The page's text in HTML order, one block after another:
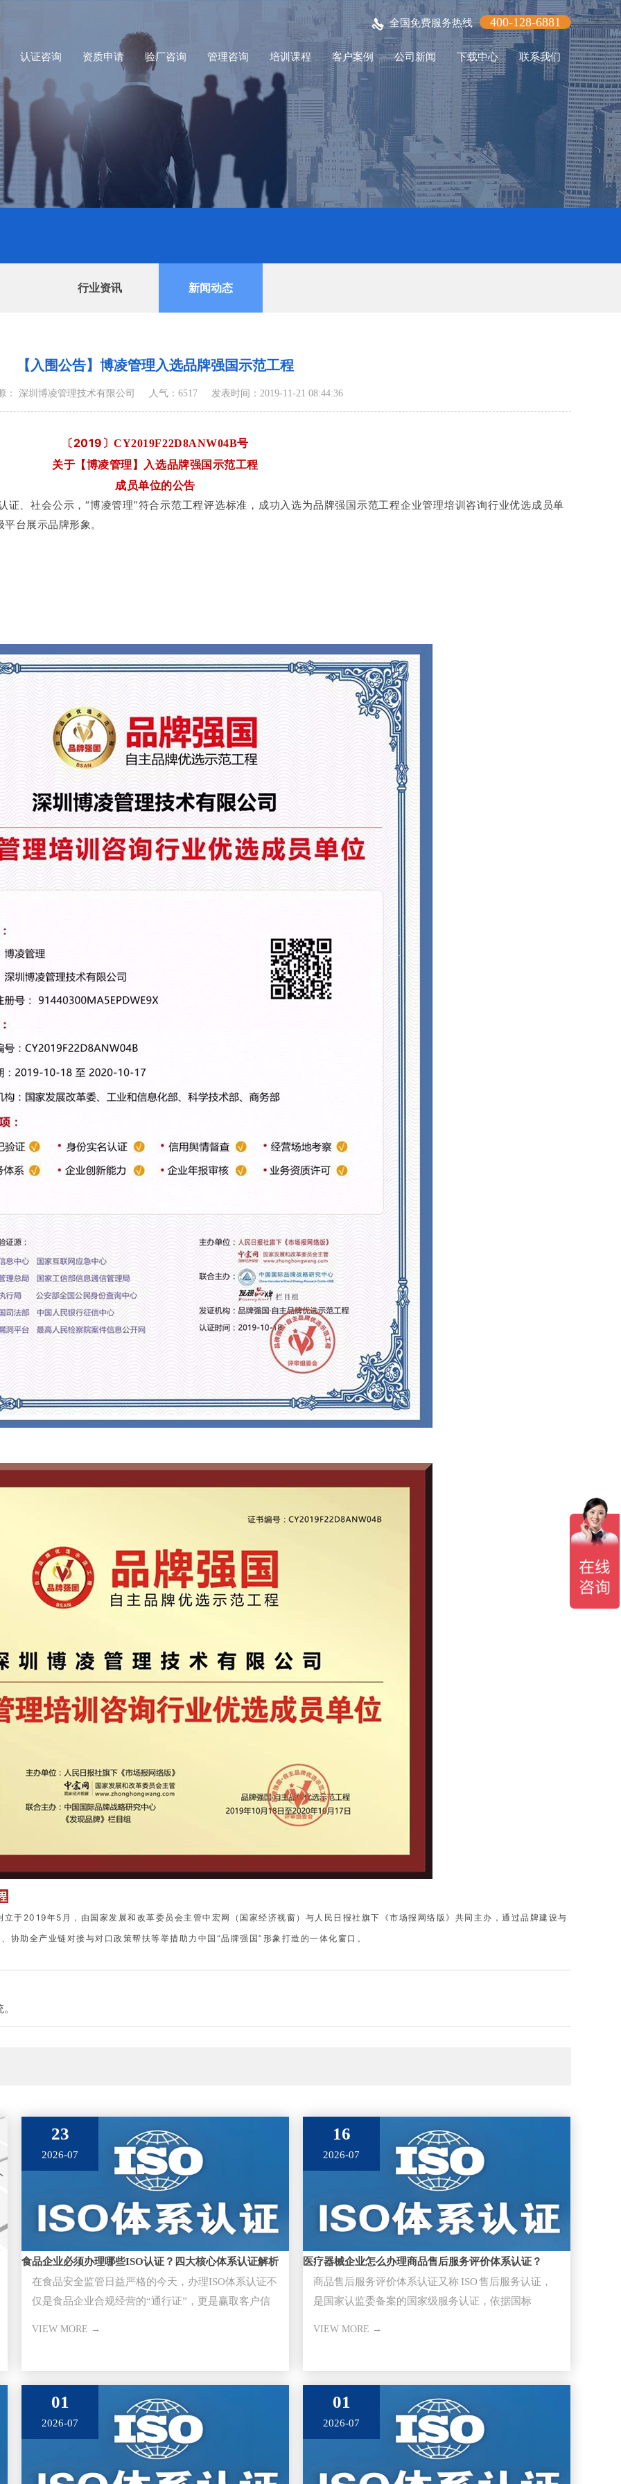
全国免费服务热线 400-128-6881
认证咨询 资质申请 验厂咨询 管理咨询 培训课程 客户案例 公司新闻 下载中心 联系我们
行业资讯 新闻动态
【入围公告】博凌管理入选品牌强国示范工程
： 深圳博凌管理技术有限公司 人气：6517 发表时间：2019-11-21 08:44:36
〔2019〕CY2019F22D8ANW04B号
关于【博凌管理】入选品牌强国示范工程
成员单位的公告
证、社会公示，“博凌管理”符合示范工程评选标准， 成功入选为品牌强国示范工程企业管理培训咨询行业优选成员单
台展示品牌形象。
于2019年5月，由国家发展和改革委员会主管中宏网（国家经济视窗）与人民日报社旗下《市场报网络版》共同主办，通过品牌建设与
助全产业链对接与对口政策帮扶等举措助力中国“品牌强国”形象打造的一体化窗口。
23
2026-07
食品企业必须办理哪些ISO认证？四大核心体系认证解析
在食品安全监管日益严格的今天，办理ISO体系认证不
仅是食品企业合规经营的“通行证”，更是赢取客户信
VIEW MORE →
16
2026-07
医疗器械企业怎么办理商品售后服务评价体系认证？
商品售后服务评价体系认证又称 ISO 售后服务认证，
是国家认监委备案的国家级服务认证，依据国标
VIEW MORE →
01
2026-07
01
2026-07